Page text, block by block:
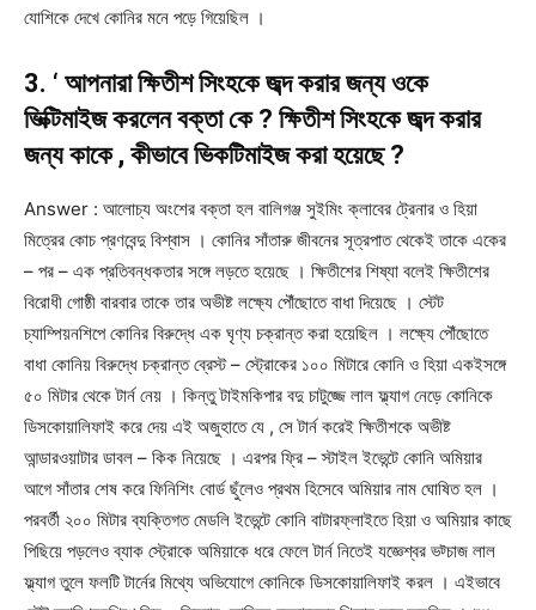
যোশিকে দেখে কোনির মনে পড়ে গিয়েছিল ।
3. ‘ আপনারা ক্ষিতীশ সিংহকে জব্দ করার জন্য ওকে
ভিক্টিমাইজ করলেন বক্তা কে ? ক্ষিতীশ সিংহকে জব্দ করার
জন্য কাকে , কীভাবে ভিকটিমাইজ করা হয়েছে ?
Answer : আলোচ্য অংশের বক্তা হল বালিগঞ্জ সুইমিং ক্লাবের ট্রেনার ও হিয়া
মিত্রের কোচ প্রণবেন্দু বিশ্বাস । কোনির সাঁতারু জীবনের সূত্রপাত থেকেই তাকে একের
– পর – এক প্রতিবন্ধকতার সঙ্গে লড়তে হয়েছে । ক্ষিতীশের শিষ্যা বলেই ক্ষিতীশের
বিরোধী গোষ্ঠী বারবার তাকে তার অভীষ্ট লক্ষ্যে পৌঁছোতে বাধা দিয়েছে । স্টেট
চ্যাম্পিয়নশিপে কোনির বিরুদ্ধে এক ঘৃণ্য চক্রান্ত করা হয়েছিল । লক্ষ্যে পৌঁছোতে
বাধা কোনিয় বিরুদ্ধে চক্রান্ত ব্রেস্ট – স্ট্রোকের ১০০ মিটারে কোনি ও হিয়া একইসঙ্গে
৫০ মিটার থেকে টার্ন নেয় । কিন্তু টাইমকিপার বদু চাটুজ্জে লাল ফ্ল্যাগ নেড়ে কোনিকে
ডিসকোয়ালিফাই করে দেয় এই অজুহাতে যে , সে টার্ন করেই ক্ষিতীশকে অভীষ্ট
আন্ডারওয়াটার ডাবল – কিক নিয়েছে । এরপর ফ্রি – স্টাইল ইভেন্টে কোনি অমিয়ার
আগে সাঁতার শেষ করে ফিনিশিং বোর্ড ছুঁলেও প্রথম হিসেবে অমিয়ার নাম ঘোষিত হল ।
পরবর্তী ২০০ মিটার ব্যক্তিগত মেডলি ইভেন্টে কোনি বাটারফ্লাইতে হিয়া ও অমিয়ার কাছে
পিছিয়ে পড়লেও ব্যাক স্ট্রোকে অমিয়াকে ধরে ফেলে টার্ন নিতেই যজ্ঞেশ্বর ভট্চাজ লাল
ফ্ল্যাগ তুলে ফলটি টার্নের মিথ্যে অভিযোগে কোনিকে ডিসকোয়ালিফাই করল । এইভাবে